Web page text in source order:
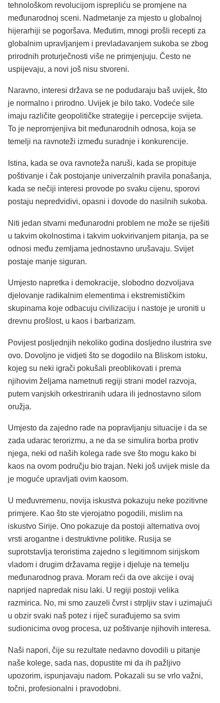
tehnološkom revolucijom isprepliću se promjene na
međunarodnoj sceni. Nadmetanje za mjesto u globalnoj
hijerarhiji se pogoršava. Međutim, mnogi prošli recepti za
globalnim upravljanjem i prevladavanjem sukoba se zbog
prirodnih proturječnosti više ne primjenjuju. Često ne
uspijevaju, a novi još nisu stvoreni.
Naravno, interesi država se ne podudaraju baš uvijek, što
je normalno i prirodno. Uvijek je bilo tako. Vodeće sile
imaju različite geopolitičke strategije i percepcije svijeta.
To je nepromjenjiva bit međunarodnih odnosa, koja se
temelji na ravnoteži između suradnje i konkurencije.
Istina, kada se ova ravnoteža naruši, kada se propituje
poštivanje i čak postojanje univerzalnih pravila ponašanja,
kada se nečiji interesi provode po svaku cijenu, sporovi
postaju nepredvidivi, opasni i dovode do nasilnih sukoba.
Niti jedan stvarni međunarodni problem ne može se riješiti
u takvim okolnostima i takvim uokvirivanjem pitanja, pa se
odnosi među zemljama jednostavno urušavaju. Svijet
postaje manje siguran.
Umjesto napretka i demokracije, slobodno dozvoljava
djelovanje radikalnim elementima i ekstremističkim
skupinama koje odbacuju civilizaciju i nastoje je uroniti u
drevnu prošlost, u kaos i barbarizam.
Povijest posljednjih nekoliko godina dosljedno ilustrira sve
ovo. Dovoljno je vidjeti što se dogodilo na Bliskom istoku,
kojeg su neki igrači pokušali preoblikovati i prema
njihovim željama nametnuti regiji strani model razvoja,
putem vanjskih orkestriranih udara ili jednostavno silom
oružja.
Umjesto da zajedno rade na popravljanju situacije i da se
zada udarac terorizmu, a ne da se simulira borba protiv
njega, neki od naših kolega rade sve što mogu kako bi
kaos na ovom području bio trajan. Neki još uvijek misle da
je moguće upravljati ovim kaosom.
U međuvremenu, novija iskustva pokazuju neke pozitivne
primjere. Kao što ste vjerojatno pogodili, mislim na
iskustvo Sirije. Ono pokazuje da postoji alternativa ovoj
vrsti arogantne i destruktivne politike. Rusija se
suprotstavlja teroristima zajedno s legitimnom sirijskom
vladom i drugim državama regije i djeluje na temelju
međunarodnog prava. Moram reći da ove akcije i ovaj
naprijed napredak nisu laki. U regiji postoji velika
razmirica. No, mi smo zauzeli čvrst i strpljiv stav i uzimajući
u obzir svaki naš potez i riječ surađujemo sa svim
sudionicima ovog procesa, uz poštivanje njihovih interesa.
Naši napori, čije su rezultate nedavno dovodili u pitanje
naše kolege, sada nas, dopustite mi da ih pažljivo
upozorim, ispunjavaju nadom. Pokazali su se vrlo važni,
točni, profesionalni i pravodobni.